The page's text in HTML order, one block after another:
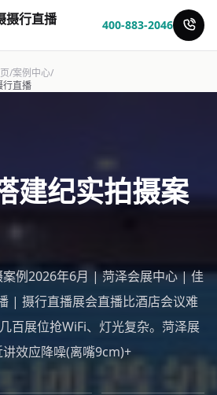
摄行直播 400-883-2046
/案例中心/
行直播
建纪实拍摄案
例2026年6月 | 菏泽会展中心 | 佳
| 摄行直播展会直播比酒店会议难
展位抢WiFi、灯光复杂。菏泽展
效应降噪(离嘴9cm)+